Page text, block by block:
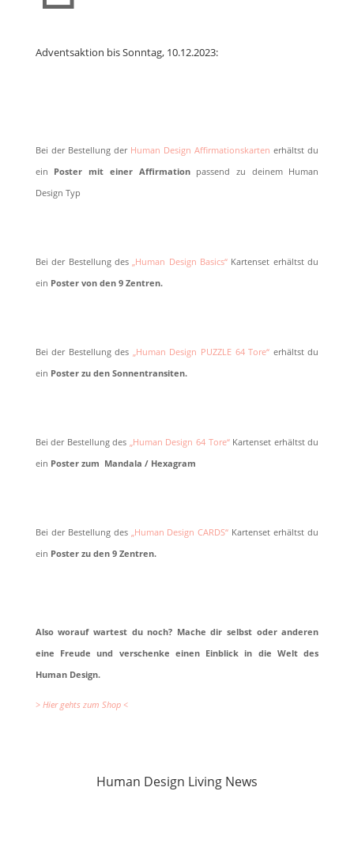
Adventsaktion bis Sonntag, 10.12.2023:
Bei der Bestellung der Human Design Affirmationskarten erhältst du
ein Poster mit einer Affirmationpassend zu deinem Human
Design Typ
Bei der Bestellung des „Human Design Basics“ Kartenset erhältst du
ein Poster von den 9 Zentren.
Bei der Bestellung des „Human Design PUZZLE 64 Tore“ erhältst du
ein Poster zu den Sonnentransiten.
Bei der Bestellung des „Human Design 64 Tore“Kartenset erhältst du
ein Poster zum Mandala / Hexagram
Bei der Bestellung des „Human Design CARDS“ Kartenset erhältst du
ein Poster zu den 9 Zentren.
Also worauf wartest du noch? Mache dir selbst oder anderen
eine Freude und verschenke einen Einblick in die Welt des
Human Design.
> Hier gehts zum Shop <
Human Design Living News